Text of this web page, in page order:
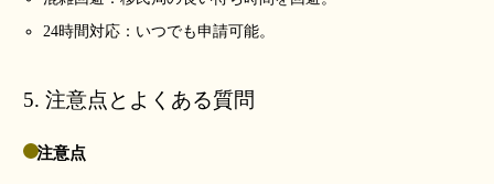
24時間対応：いつでも申請可能。
5. 注意点とよくある質問
注意点